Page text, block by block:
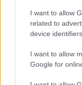
I want to allow
related to
device
I want to allow
Google for
AUTOR